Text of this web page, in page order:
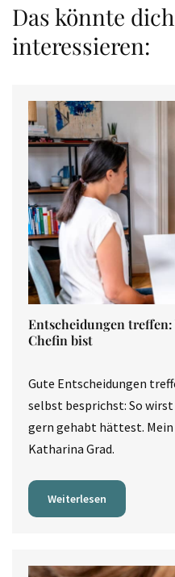
Das könnte
interessieren:
Entscheidungen
Chefin bist
Gute Entscheidungen
selbst besprichst: So wirst
gern gehabt hättest.
Katharina Grad.
Weiterlesen